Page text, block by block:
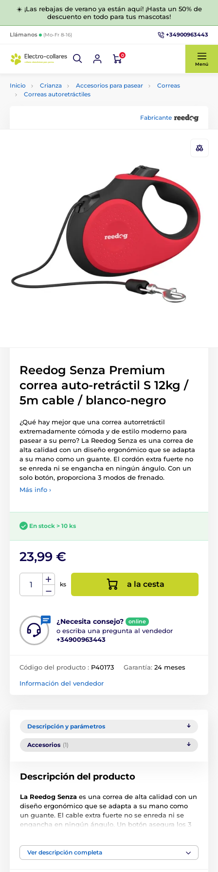
☀️ ¡Las rebajas de verano ya están aquí! ¡Hasta un 50% de
descuento en todo para tus mascotas!
Llámanos (Mo-Fr 8-16) +34900963443
0
Menú
Inicio Crianza Accesorios para pasear
Correas
Correas autoretráctiles
Fabricante
Reedog Senza Premium
correa auto-retráctil S 12kg /
5m cable / blanco-negro
¿Qué hay mejor que una correa autorretráctil
extremadamente cómoda y de estilo moderno para
pasear a su perro? La Reedog Senza es una correa de
alta calidad con un diseño ergonómico que se adapta
a su mano como un guante. El cordón extra fuerte no
se enreda ni se engancha en ningún ángulo. Con un
solo botón, proporciona 3 modos de frenado.
Más info ›
En stock > 10 ks
23,99 €
ks a la cesta
¿Necesita consejo? online
o escriba una pregunta al vendedor
+34900963443
Código del producto : P40173 Garantía: 24 meses
Información del vendedor
Descripción y parámetros
Accesorios (1)
Descripción del producto
La Reedog Senza es una correa de alta calidad con un
diseño ergonómico que se adapta a su mano como
un guante. El cable extra fuerte no se enreda ni se
engancha en ningún ángulo. Un botón asegura los 3
manejo cómodo y fácil y, por lo tanto, un control fiable.
Cualquiera que tenga un perro sabe que una reacción
Ver descripción completa